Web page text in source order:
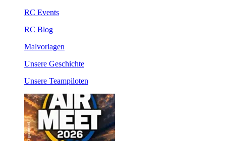
RC Events
RC Blog
Malvorlagen
Unsere Geschichte
Unsere Teampiloten